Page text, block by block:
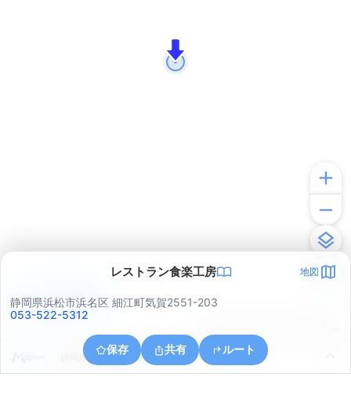
レストラン食楽工房 地図
静岡県浜松市浜名区 細江町気賀2551-203
053-522-5312
保存 共有 ルート
静岡県浜松市中央区大山町
アプリで見る